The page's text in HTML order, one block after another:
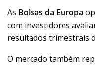
As Bolsas da Europa
com investidores
resultados trimestrais
O mercado também